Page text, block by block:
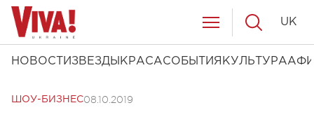
НОВОСТИ ЗВЕЗДЫ КРАСАСОБЫТИЯ КУЛЬТУРА
UK
ШОУ-БИЗНЕС08.10.2019